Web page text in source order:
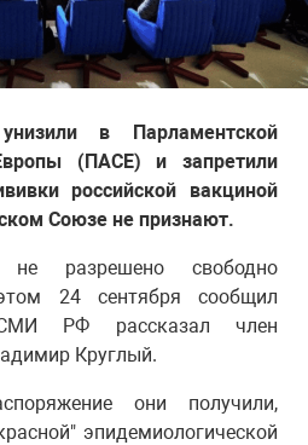
в Парламентской
(ПАСЕ) и запретили
российской вакциной
Союзе не признают.
не разрешено свободно
24 сентября сообщил
СМИ РФ рассказал член
Круглый.
они получили,
эпидемиологической